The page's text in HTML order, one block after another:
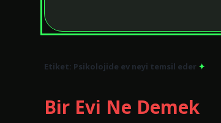
Etiket: Psikolojide ev neyi temsil eder
Bir Evi Ne Demek